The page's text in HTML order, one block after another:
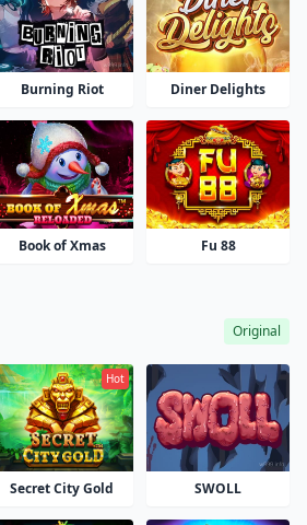
Burning Riot Diner Delights
Book of Xmas Fu 88
Original
Secret City Gold
Hot
SWOLL